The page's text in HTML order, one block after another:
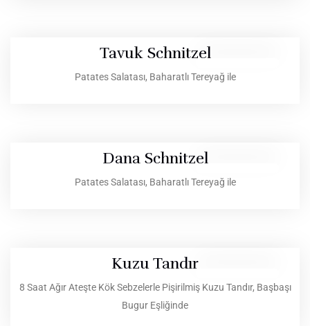
Tavuk Schnitzel
Patates Salatası, Baharatlı Tereyağ ile
Dana Schnitzel
Patates Salatası, Baharatlı Tereyağ ile
Kuzu Tandır
8 Saat Ağır Ateşte Kök Sebzelerle Pişirilmiş Kuzu Tandır, Başbaşı
Bugur Eşliğinde